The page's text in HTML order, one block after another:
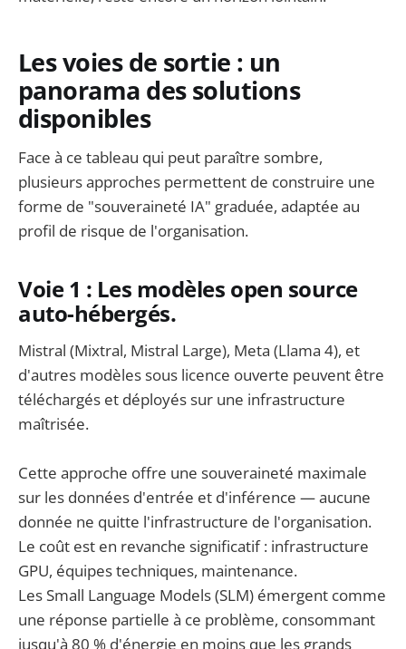
Les voies de sortie : un
panorama des solutions
disponibles
Face à ce tableau qui peut paraître sombre,
plusieurs approches permettent de construire une
forme de "souveraineté IA" graduée, adaptée au
profil de risque de l'organisation.
Voie 1 : Les modèles open source
auto-hébergés.
Mistral (Mixtral, Mistral Large), Meta (Llama 4), et
d'autres modèles sous licence ouverte peuvent être
téléchargés et déployés sur une infrastructure
maîtrisée.
Cette approche offre une souveraineté maximale
sur les données d'entrée et d'inférence — aucune
donnée ne quitte l'infrastructure de l'organisation.
Le coût est en revanche significatif : infrastructure
GPU, équipes techniques, maintenance.
Les Small Language Models (SLM) émergent comme
une réponse partielle à ce problème, consommant
jusqu'à 80 % d'énergie en moins que les grands